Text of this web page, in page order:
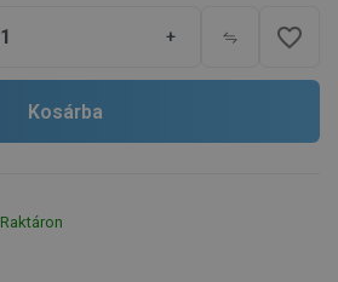
+ favorite_border
Kosárba
Raktáron